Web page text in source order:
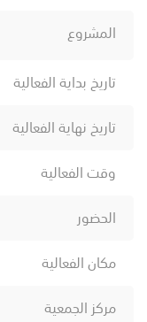
المشروع
تاريخ بداية الفعالية
تاريخ نهاية الفعالية
وقت الفعالية
الحضور
مكان الفعالية
مركز الجمعية